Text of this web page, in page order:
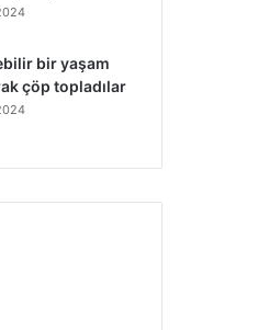
bir yaşam
çöp topladılar